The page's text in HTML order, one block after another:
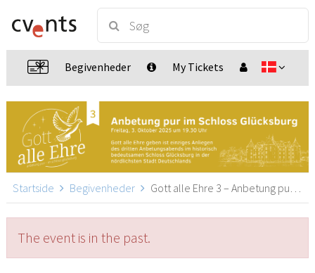
Begivenheder My Tickets
Startside Begivenheder Gott alle Ehre 3 – Anbetung pur im Schloss Glücksburg, Glücksburg
The event is in the past.